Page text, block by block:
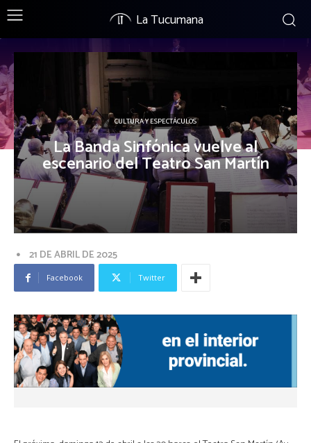
La Tucumana
CULTURA Y ESPECTÁCULOS
La Banda Sinfónica vuelve al
escenario del Teatro San Martín
21 DE ABRIL DE 2025
Facebook Twitter